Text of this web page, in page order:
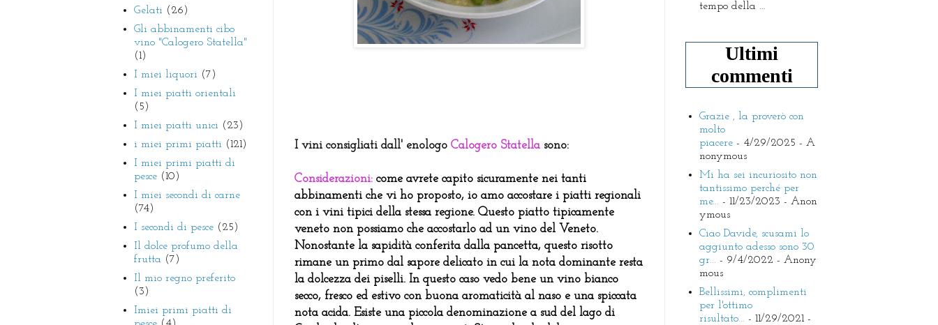
I vini consigliati dall' enologo Calogero Statella sono:
Considerazioni: come avrete capito sicuramente nei tanti
abbinamenti che vi ho proposto, io amo accostare i piatti regionali
con i vini tipici della stessa regione. Questo piatto tipicamente
veneto non possiamo che accostarlo ad un vino del Veneto.
Nonostante la sapidità conferita dalla pancetta, questo risotto
rimane un primo dal sapore delicato in cui la nota dominante resta
la dolcezza dei piselli. In questo caso vedo bene un vino bianco
secco, fresco ed estivo con buona aromaticità al naso e una spiccata
nota acida. Esiste una piccola denominazione a sud del lago di
Gelati (26)
Gli abbinamenti cibo
vino "Calogero Statella"
(1)
I miei liquori (7)
I miei piatti orientali
(5)
I miei piatti unici (23)
i miei primi piatti (121)
I miei primi piatti di
pesce (10)
I miei secondi di carne
(74)
I secondi di pesce (25)
Il dolce profumo della
frutta (7)
Il mio regno preferito
(3)
Imiei primi piatti di
tempo della ...
Ultimi
commenti
Grazie , la proverò con
molto
piacere - 4/29/2025 - A
nonymous
Mi ha sei incuriosito non
tantissimo perché per
me... - 11/23/2023 - Anon
ymous
Ciao Davide, scusami lo
aggiunto adesso sono 30
gr... - 9/4/2022 - Anony
mous
Bellissimi, complimenti
per l'ottimo
risultato... - 11/29/2021-